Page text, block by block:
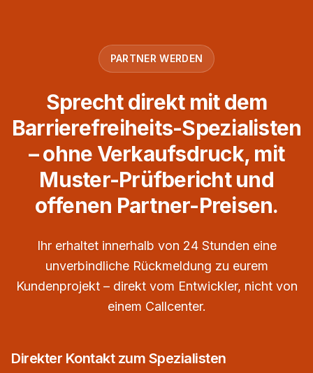
PARTNER WERDEN
Sprecht direkt mit dem
Barrierefreiheits-Spezialisten
– ohne Verkaufsdruck, mit
Muster-Prüfbericht und
offenen Partner-Preisen.
Ihr erhaltet innerhalb von 24 Stunden eine
unverbindliche Rückmeldung zu eurem
Kundenprojekt – direkt vom Entwickler, nicht von
einem Callcenter.
Direkter Kontakt zum Spezialisten